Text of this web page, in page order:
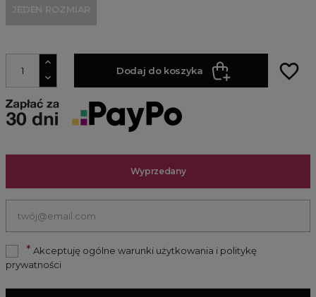
JEDEN ROZMIAR
Dodaj do koszyka favorite_border
Wyprzedany
* Akceptuję ogólne warunki użytkowania i politykę
prywatności